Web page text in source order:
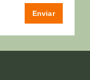
Enviar